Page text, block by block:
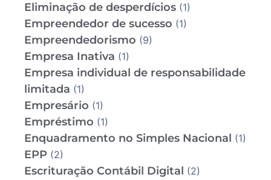
Eliminação de desperdícios (1)
Empreendedor de sucesso (1)
Empreendedorismo (9)
Empresa Inativa (1)
Empresa individual de responsabilidade
limitada (1)
Empresário (1)
Empréstimo (1)
Enquadramento no Simples Nacional (1)
EPP (2)
Escrituração Contábil Digital (2)